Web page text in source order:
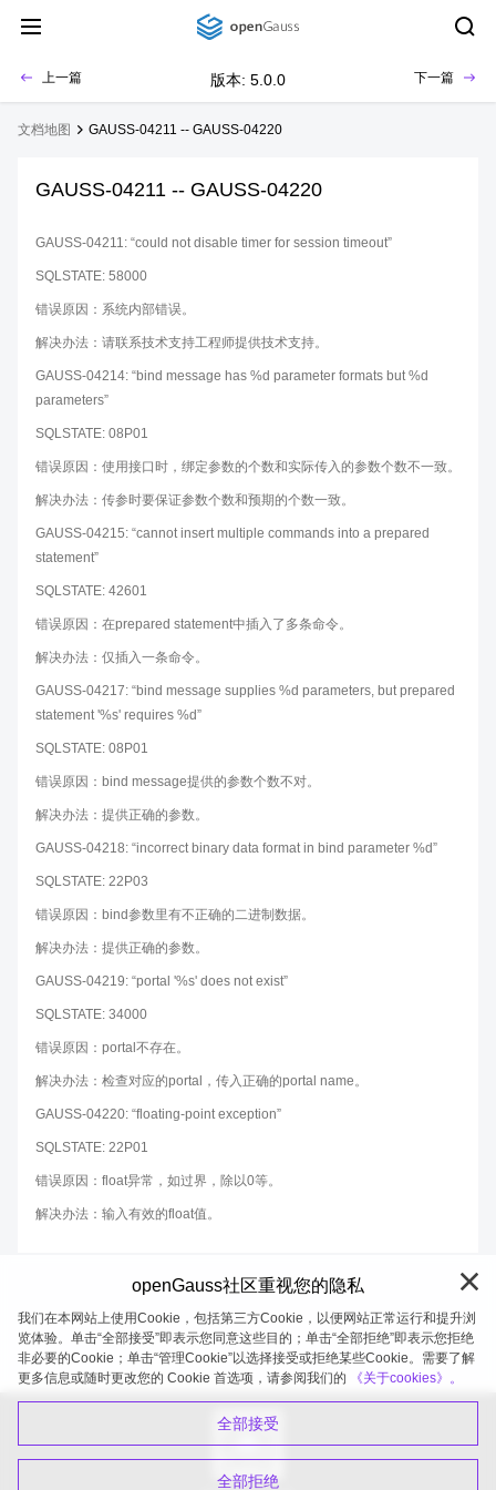
上一篇 版本: 5.0.0 下一篇
文档地图 GAUSS-04211 -- GAUSS-04220
GAUSS-04211 -- GAUSS-04220
GAUSS-04211: “could not disable timer for session timeout”
SQLSTATE: 58000
错误原因：系统内部错误。
解决办法：请联系技术支持工程师提供技术支持。
GAUSS-04214: “bind message has %d parameter formats but %d
parameters”
SQLSTATE: 08P01
错误原因：使用接口时，绑定参数的个数和实际传入的参数个数不一致。
解决办法：传参时要保证参数个数和预期的个数一致。
GAUSS-04215: “cannot insert multiple commands into a prepared
statement”
SQLSTATE: 42601
错误原因：在prepared statement中插入了多条命令。
解决办法：仅插入一条命令。
GAUSS-04217: “bind message supplies %d parameters, but prepared
statement '%s' requires %d”
SQLSTATE: 08P01
错误原因：bind message提供的参数个数不对。
解决办法：提供正确的参数。
GAUSS-04218: “incorrect binary data format in bind parameter %d”
SQLSTATE: 22P03
错误原因：bind参数里有不正确的二进制数据。
解决办法：提供正确的参数。
GAUSS-04219: “portal '%s' does not exist”
SQLSTATE: 34000
错误原因：portal不存在。
解决办法：检查对应的portal，传入正确的portal name。
GAUSS-04220: “floating-point exception”
SQLSTATE: 22P01
错误原因：float异常，如过界，除以0等。
解决办法：输入有效的float值。
openGauss 2026-08-05 20:27:52
openGauss社区重视您的隐私
我们在本网站上使用Cookie，包括第三方Cookie，以便网站正常运行和提升浏
览体验。单击“全部接受”即表示您同意这些目的；单击“全部拒绝”即表示您拒绝
非必要的Cookie；单击“管理Cookie”以选择接受或拒绝某些Cookie。需要了解
更多信息或随时更改您的 Cookie 首选项，请参阅我们的
《关于cookies》。
全部接受
全部拒绝